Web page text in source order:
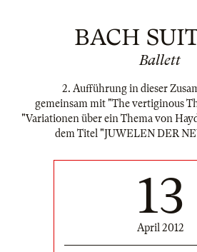
BACH
Ballett
2. Aufführung in dieser
gemeinsam mit "The vertiginous
"Variationen über ein Thema von
dem Titel "JUWELEN DER
13
April 2012